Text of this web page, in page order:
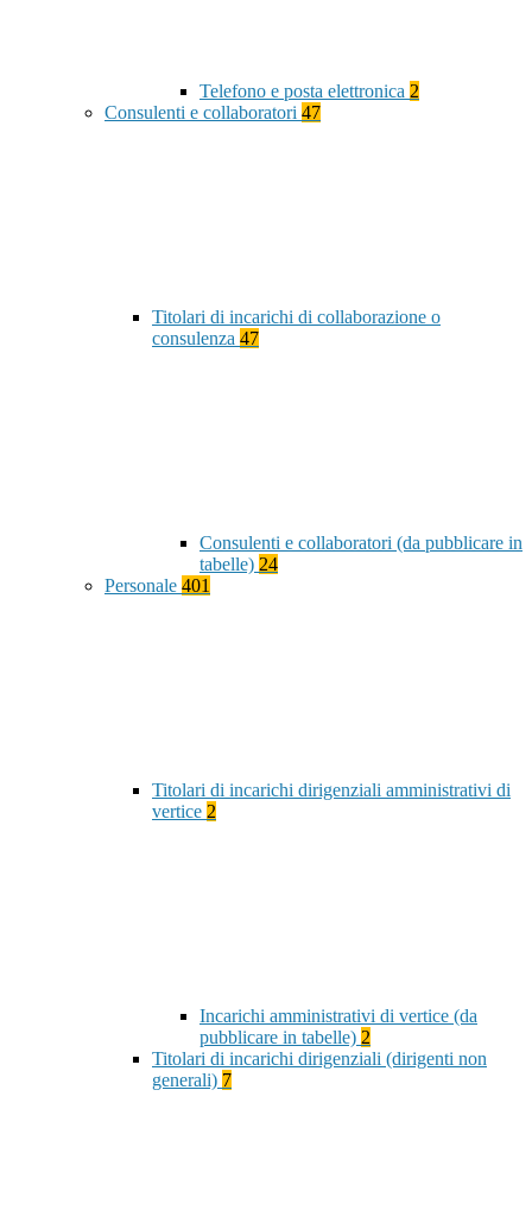
Telefono e posta elettronica 2
Consulenti e collaboratori 47
Titolari di incarichi di collaborazione o
consulenza 47
Consulenti e collaboratori (da pubblicare in
tabelle) 24
Personale 401
Titolari di incarichi dirigenziali amministrativi di
vertice 2
Incarichi amministrativi di vertice (da
pubblicare in tabelle) 2
Titolari di incarichi dirigenziali (dirigenti non
generali) 7